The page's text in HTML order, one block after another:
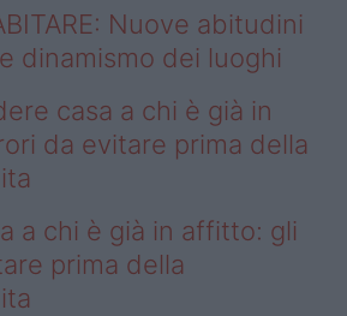
Nuove abitudini
dinamismo dei luoghi
casa a chi è già in
da evitare prima della
a chi è già in affitto: gli
prima della